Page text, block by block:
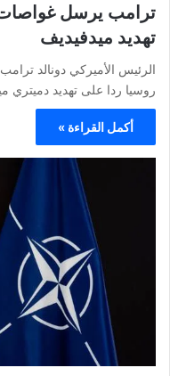
ترامب يرسل
تهديد ميدفيديف
الرئيس الأميركي دونالد
روسيا ردا على تهديد
أكمل القراءة »